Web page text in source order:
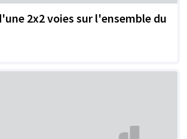
2x2 voies sur l'ensemble du